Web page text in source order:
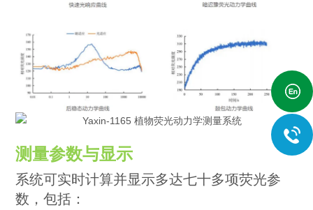
测量参数与显示
系统可实时计算并显示多达七十多项荧光参
数，包括：